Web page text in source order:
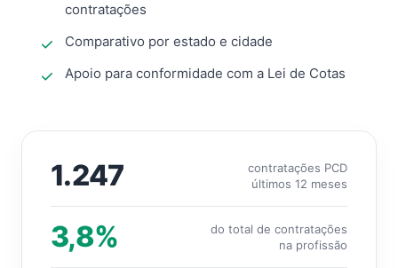
contratações
Comparativo por estado e cidade
Apoio para conformidade com a Lei de Cotas
1.247
contratações PCD
últimos 12 meses
3,8%
do total de contratações
na profissão